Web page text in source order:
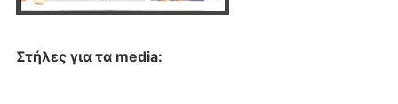
Στήλες για τα media: